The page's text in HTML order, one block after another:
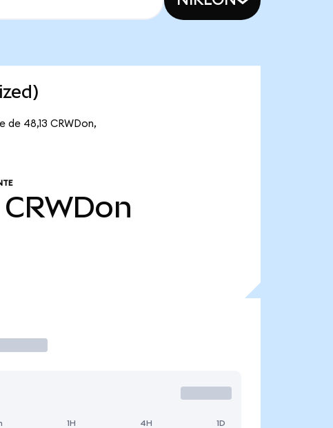
de 48,13 CRWDon,
CRWDon
1H 4H 1D